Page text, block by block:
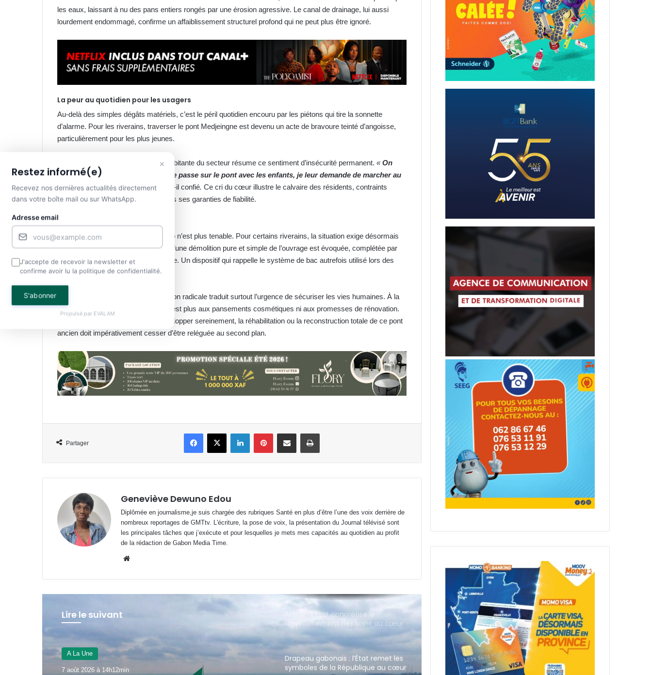
les eaux, laissant à nu des pans entiers rongés par une érosion agressive. Le canal de drainage, lui aussi
lourdement endommagé, confirme un affaiblissement structurel profond qui ne peut plus être ignoré.
La peur au quotidien pour les usagers
Au-delà des simples dégâts matériels, c’est le péril quotidien encouru par les piétons qui tire la sonnette
d’alarme. Pour les riverains, traverser le pont Medjeingne est devenu un acte de bravoure teinté d’angoisse,
particulièrement pour les plus jeunes.
, une habitante du secteur résume ce sentiment d’insécurité permanent. «On
n’est pas en sécurité. Moi, quand je passe sur le pont avec les enfants, je leur demande de marcher au
milieu. Ce n’est pas possible.», a-t-il confié. Ce cri du cœur illustre le calvaire des résidents, contraints
d’emprunter un axe qui a perdu toutes ses garanties de fiabilité.
Vers des solutions radicales ?
Face à ce péril imminent, le statu quo n’est plus tenable. Pour certains riverains, la situation exige désormais
des mesures de choc. L’hypothèse d’une démolition pure et simple de l’ouvrage est évoquée, complétée par
l’installation d’une traversée provisoire. Un dispositif qui rappelle le système de bac autrefois utilisé lors des
travaux du grand pont de Kango.
Loin d’être un caprice, cette proposition radicale traduit surtout l’urgence de sécuriser les vies humaines. À la
place de l’Indépendance, le temps n’est plus aux pansements cosmétiques ni aux promesses de rénovation.
Pour que Kango continue de se développer sereinement, la réhabilitation ou la reconstruction totale de ce pont
ancien doit impérativement cesser d’être reléguée au second plan.
Partager
FacebookX LinkedinPinterestPartager par email Imprimer
Geneviève Dewuno Edou
Diplômée en journalisme,je suis chargée des rubriques Santé en plus d’être l’une des voix derrière de
nombreux reportages de GMTtv. L'écriture, la pose de voix, la présentation du Journal télévisé sont
les principales tâches que j’exécute et pour lesquelles je mets mes capacités au quotidien au profit
de la rédaction de Gabon Media Time.
Lire le suivant
A La Une
6 août 2026 à 20h41min
Gabon : Libreville hôte de l’Atelier
sur la protection des végétaux
BAC 2026 : 100 % de taux de
Département d’Etimboué : Perenco
renforce l’accès aux soins avec
deux nouvelles cases de santé
Jeux du Commonwealth : la
judokate Marthe Gnacadja Avaro
rapprochement des soins au cœur
Drapeau gabonais : l’État remet les
symboles de la République au cœur
des civismes
CIPV : Le Gabon muscle sa stratégie
contre les nuisibles transfrontaliers
×
Restez informé(e)
Recevez nos dernières actualités directement
dans votre boîte mail ou sur WhatsApp.
Adresse email
J'accepte de recevoir la newsletter et
confirme avoir lu la politique de confidentialité.
S'abonner
Propulsé par EVALAM